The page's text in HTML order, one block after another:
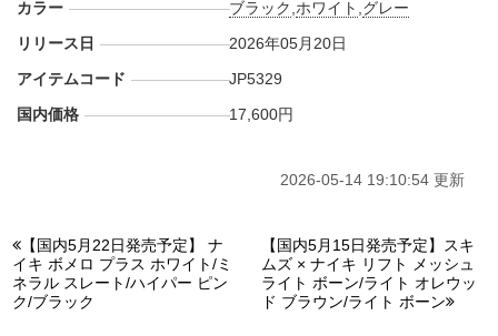
カラー ブラック ホワイト グレー
リリース日
2026年05月20日
アイテムコード
JP5329
国内価格
17,600円
2026-05-14 19:10:54 更新
【国内5月22日発売予定】 ナ
イキ ボメロ プラス ホワイト/ミ
ネラル スレート/ハイパー ピン
ク/ブラック
【国内5月15日発売予定】スキ
ムズ × ナイキ リフト メッシュ
ライト ボーン/ライト オレウッ
ド ブラウン/ライト ボーン